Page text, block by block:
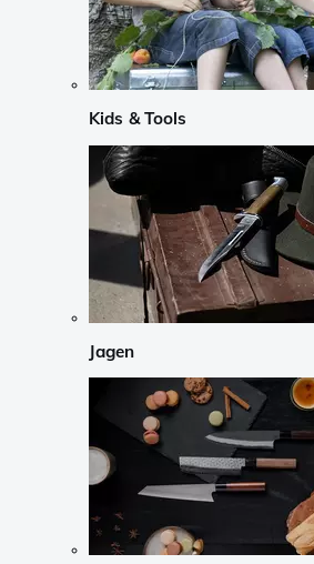
Kids & Tools
Jagen